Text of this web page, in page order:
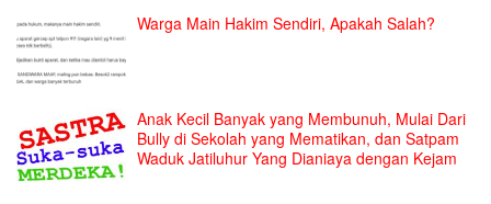
Warga Main Hakim Sendiri, Apakah Salah?
Anak Kecil Banyak yang Membunuh, Mulai Dari
Bully di Sekolah yang Mematikan, dan Satpam
Waduk Jatiluhur Yang Dianiaya dengan Kejam